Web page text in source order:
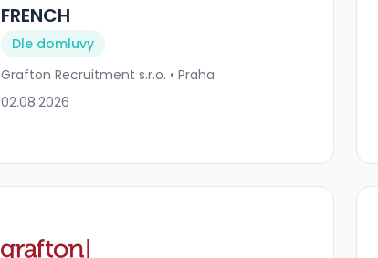
FRENCH
Dle domluvy
Grafton Recruitment s.r.o. • Praha
02.08.2026